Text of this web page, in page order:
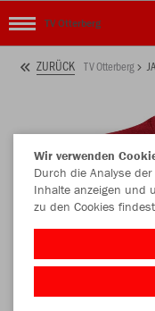
TV Otterberg
ZURÜCK TV Otterberg
Wir verwenden
Durch die Analyse
Inhalte anzeigen und
zu den Cookies